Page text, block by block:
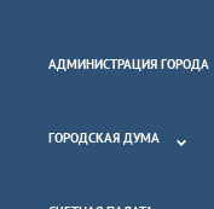
АДМИНИСТРАЦИЯ ГОРОДА
ГОРОДСКАЯ ДУМА